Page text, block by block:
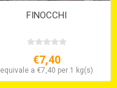
FINOCCHI
€7,40
equivale a €7,40 per 1 kg(s)